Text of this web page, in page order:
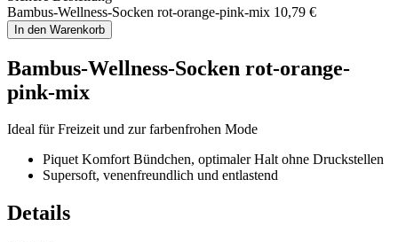
Bambus-Wellness-Socken rot-orange-pink-mix 10,79 €
In den Warenkorb
Bambus-Wellness-Socken rot-orange-
pink-mix
Ideal für Freizeit und zur farbenfrohen Mode
Piquet Komfort Bündchen, optimaler Halt ohne Druckstellen
Supersoft, venenfreundlich und entlastend
Details